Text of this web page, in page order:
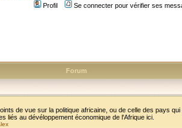
Profil
Se connecter pour vérifier ses
Forum
de vue sur la politique africaine, ou de celle des pays
liés au dévéloppement économique de l'Afrique ici.